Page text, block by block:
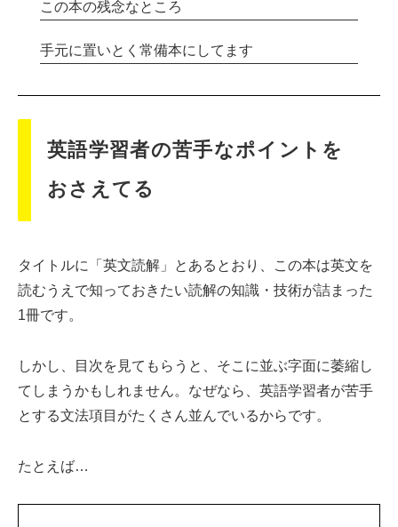
この本の残念なところ
手元に置いとく常備本にしてます
英語学習者の苦手なポイントを
おさえてる
タイトルに「英文読解」とあるとおり、この本は英文を
読むうえで知っておきたい読解の知識・技術が詰まった
1冊です。
しかし、目次を見てもらうと、そこに並ぶ字面に萎縮し
てしまうかもしれません。なぜなら、英語学習者が苦手
とする文法項目がたくさん並んでいるからです。
たとえば…